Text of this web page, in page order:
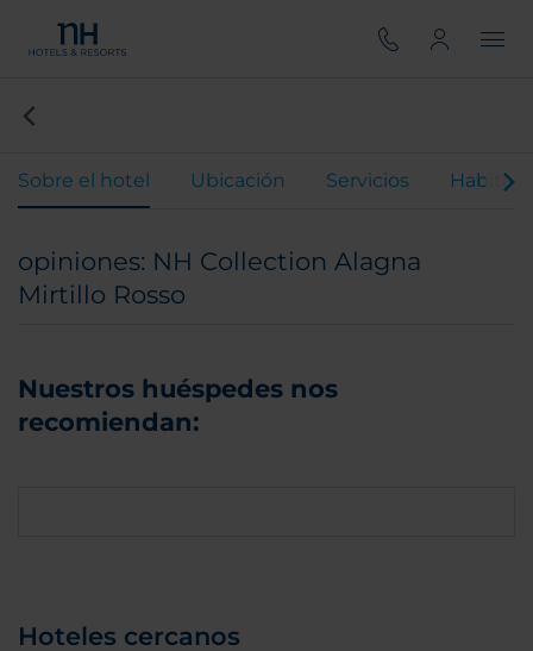
Sobre el hotel Ubicación Servicios
opiniones: NH Collection Alagna
Mirtillo Rosso
Nuestros huéspedes nos
recomiendan:
Hoteles cercanos